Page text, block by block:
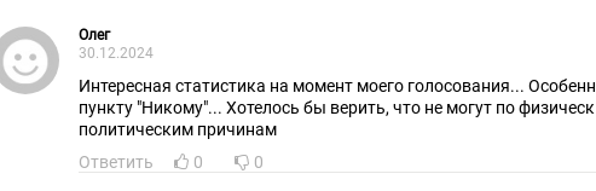
Олег
30.12.2024
Интересная статистика на момент моего голосования...
пункту "Никому"... Хотелось бы верить, что не могут по
политическим причинам
Ответить
0 0